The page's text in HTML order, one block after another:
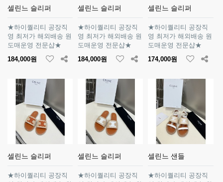
셀린느 슬리퍼
★하이퀄리티 공장직
영 최저가 해외배송 원
도매운영 전문샵★
184,000원
셀린느 슬리퍼
★하이퀄리티 공장직
영 최저가 해외배송 원
도매운영 전문샵★
184,000원
셀린느 슬리퍼
★하이퀄리티 공장직
영 최저가 해외배송 원
도매운영 전문샵★
174,000원
셀린느 슬리퍼
★하이퀄리티 공장직
셀린느 슬리퍼
★하이퀄리티 공장직
셀린느 샌들
★하이퀄리티 공장직